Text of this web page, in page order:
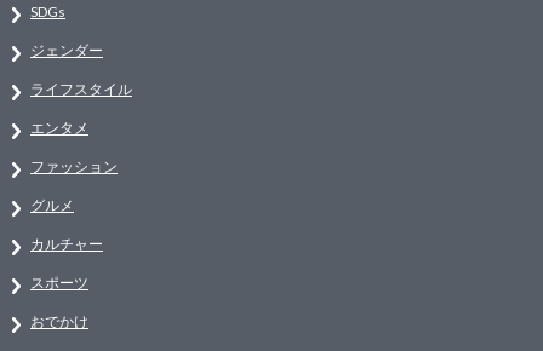
SDGs
ジェンダー
ライフスタイル
エンタメ
ファッション
グルメ
カルチャー
スポーツ
おでかけ